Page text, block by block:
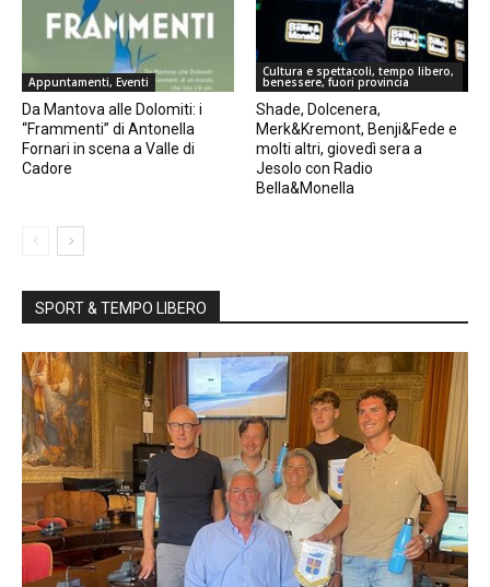
Appuntamenti, Eventi
Da Mantova alle Dolomiti: i
“Frammenti” di Antonella
Fornari in scena a Valle di
Cadore
Cultura e spettacoli, tempo libero,
benessere, fuori provincia
Shade, Dolcenera,
Merk&Kremont, Benji&Fede e
molti altri, giovedì sera a
Jesolo con Radio
Bella&Monella
SPORT & TEMPO LIBERO